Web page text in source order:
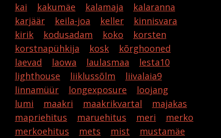
kai
kakumäe kalamaja
kalaranna
karjäär
keila-joa keller
kinnisvara
kirik
kodusadam koko
korsten
korstnapühkija
kosk
kõrghooned
laevad
laowa laulasmaa
lesta10
lighthouse
liiklussõlm
liivalaia9
linnamüür
longexposure
loojang
lumi
maakri maakrikvartal
majakas
mapriehitus
maruehitus meri
merko
merkoehitus
mets mist
mustamäe